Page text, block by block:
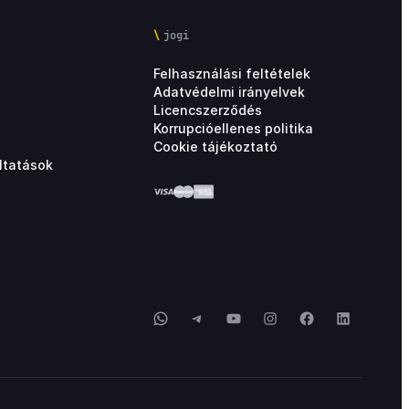
jogi
Felhasználási feltételek
Adatvédelmi irányelvek
Licencszerződés
Korrupcióellenes politika
Cookie tájékoztató
WhatsApp
TelegramYouTubeInstagram
FacebookLinkedIn